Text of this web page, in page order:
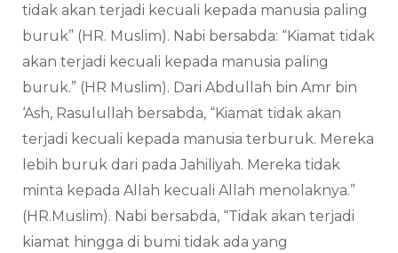
tidak akan terjadi kecuali kepada manusia paling
buruk” (HR. Muslim). Nabi bersabda: “Kiamat tidak
akan terjadi kecuali kepada manusia paling
buruk.” (HR Muslim). Dari Abdullah bin Amr bin
‘Ash, Rasulullah bersabda, “Kiamat tidak akan
terjadi kecuali kepada manusia terburuk. Mereka
lebih buruk dari pada Jahiliyah. Mereka tidak
minta kepada Allah kecuali Allah menolaknya.”
(HR.Muslim). Nabi bersabda, “Tidak akan terjadi
kiamat hingga di bumi tidak ada yang